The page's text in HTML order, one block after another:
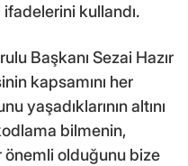
ifadelerini kullandı.
Başkanı Sezai Hazır
kapsamını her
yaşadıklarının altını
bilmenin,
olduğunu bize